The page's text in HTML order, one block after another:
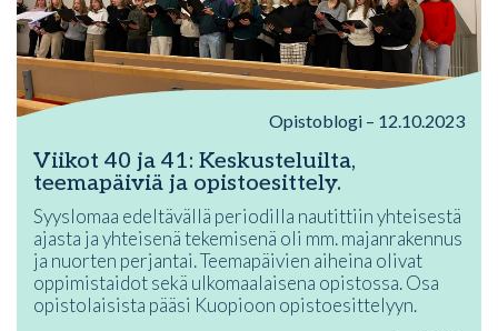
Opistoblogi – 12.10.2023
Viikot 40 ja 41: Keskusteluilta,
teemapäiviä ja opistoesittely.
Syyslomaa edeltävällä periodilla nautittiin yhteisestä
ajasta ja yhteisenä tekemisenä oli mm. majanrakennus
ja nuorten perjantai. Teemapäivien aiheina olivat
oppimistaidot sekä ulkomaalaisena opistossa. Osa
opistolaisista pääsi Kuopioon opistoesittelyyn.